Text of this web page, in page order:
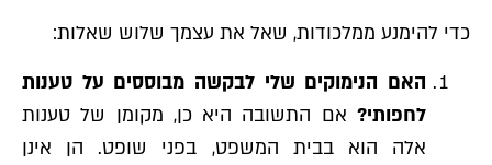
כדי להימנע ממלכודות, שאל את עצמך שלוש שאלות:
האם הנימוקים שלי לבקשה מבוססים על טענות
לחפותי? אם התשובה היא כן, מקומן של טענות
אלה הוא בבית המשפט, בפני שופט. הן אינן